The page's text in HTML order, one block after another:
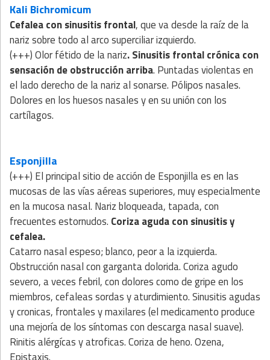
Kali Bichromicum
Cefalea con sinusitis frontal, que va desde la raíz de la
nariz sobre todo al arco superciliar izquierdo.
(+++) Olor fétido de la nariz. Sinusitis frontal crónica con
sensación de obstrucción arriba. Puntadas violentas en
el lado derecho de la nariz al sonarse. Pólipos nasales.
Dolores en los huesos nasales y en su unión con los
cartílagos.
Esponjilla
(+++) El principal sitio de acción de Esponjilla es en las
mucosas de las vías aéreas superiores, muy especialmente
en la mucosa nasal. Nariz bloqueada, tapada, con
frecuentes estornudos. Coriza aguda con sinusitisy
cefalea.
Catarro nasal espeso; blanco, peor a la izquierda.
Obstrucción nasal con garganta dolorida. Coriza agudo
severo, a veces febril, con dolores como de gripe en los
miembros, cefaleas sordas y aturdimiento. Sinusitis agudas
y cronicas, frontales y maxilares (el medicamento produce
una mejoría de los síntomas con descarga nasal suave).
Rinitis alérgícas y atroficas. Coriza de heno. Ozena,